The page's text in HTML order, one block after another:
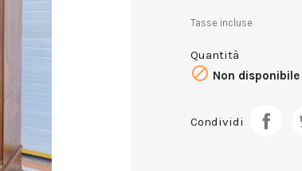
Tasse incluse
Quantità
 Non disponibile
Condividi